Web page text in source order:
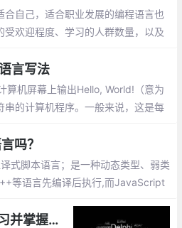
合自己，适合职业发展的编程语言也
受欢迎程度、学习的人群数量，以及
言写法
算机屏幕上输出Hello, World!（意为
串的计算机程序。一般来说，这是每
吗？
式脚本语言；是一种动态类型、弱类
等语言先编译后执行,而JavaScript
学习编程开发_如何学习并掌握一门计算机编程语言